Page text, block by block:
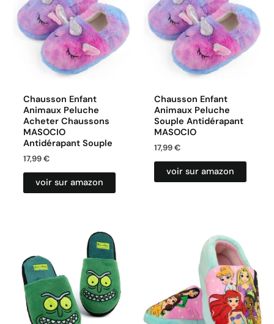
Chausson Enfant
Animaux Peluche
Acheter Chaussons
MASOCIO
Antidérapant Souple
17,99€
voir sur amazon
Chausson Enfant
Animaux Peluche
Souple Antidérapant
MASOCIO
17,99€
voir sur amazon